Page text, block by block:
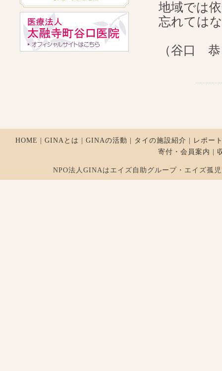
地域では
忘れては
（谷口
HOME GINAとは GINAの活動 タイの施設紹介
レポー
寄付・会員案内
NPO法人GINAはエイズ自助グループ・エイズ孤